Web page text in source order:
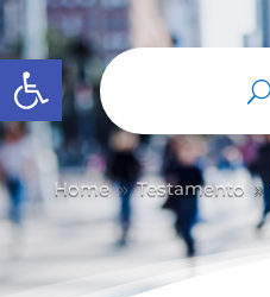
Abrir barra de herramientas
Home 9 Testamento 9